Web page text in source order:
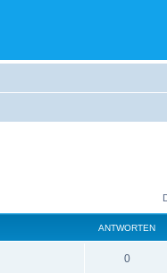
ANTWORTEN
0A